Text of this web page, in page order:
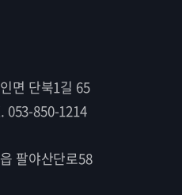
면 단북1길 65
053-850-1214
팔야산단로58